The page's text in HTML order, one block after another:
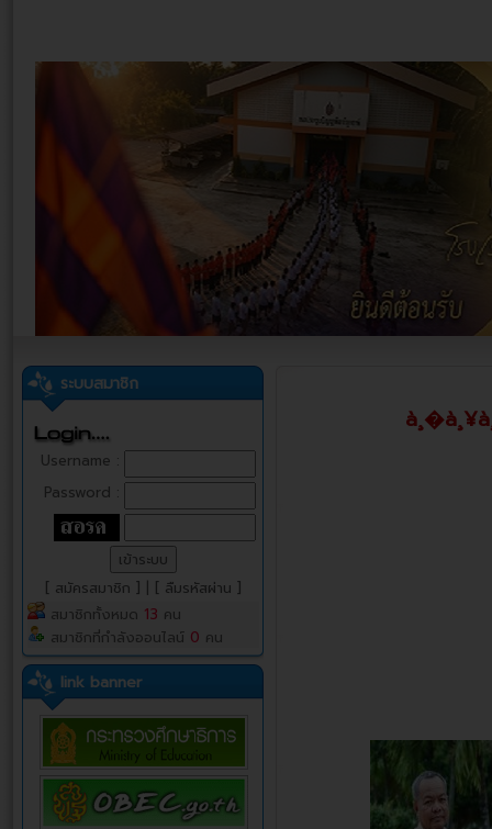
ระบบสมาชิก
Username :
Password :
[ สมัครสมาชิก ]
[ ลืมรหัสผ่าน ]
สมาชิกทั้งหมด 13 คน
สมาชิกที่กำลังออนไลน์ 0 คน
link banner